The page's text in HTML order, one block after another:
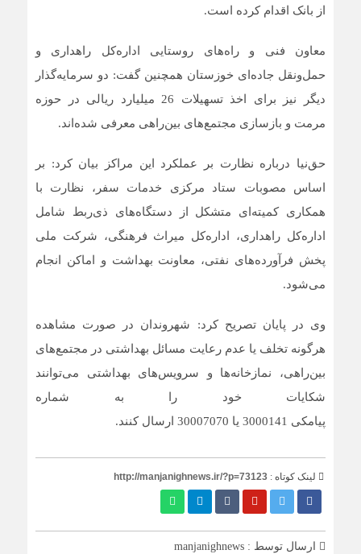
از بانک اقدام کرده است.
معاون فنی و راه‌های روستایی اداره‌کل راهداری و
حمل‌ونقل جاده‌ای خوزستان همچنین گفت: دو سرمایه‌گذار
دیگر نیز برای اخذ تسهیلات 26 میلیارد ریالی در حوزه
مرمت و بازسازی مجتمع‌های بین‌راهی معرفی شده‌اند.
حق‌نیا درباره نظارت بر عملکرد این مراکز بیان کرد: بر
اساس مصوبات ستاد مرکزی خدمات سفر، نظارت با
همکاری کمیته‌ای متشکل از دستگاه‌های ذی‌ربط شامل
اداره‌کل راهداری، اداره‌کل میراث فرهنگی، شرکت ملی
پخش فرآورده‌های نفتی، معاونت بهداشت و اماکن انجام
می‌شود.
وی در پایان تصریح کرد: شهروندان در صورت مشاهده
هرگونه تخلف یا عدم رعایت مسائل بهداشتی در مجتمع‌های
بین‌راهی، نمازخانه‌ها و سرویس‌های بهداشتی می‌توانند
شکایات خود را به شماره
پیامکی 3000141 یا 30007070 ارسال کنند.
لینک کوتاه : http://manjanighnews.ir/?p=73123
ارسال توسط : manjanighnews